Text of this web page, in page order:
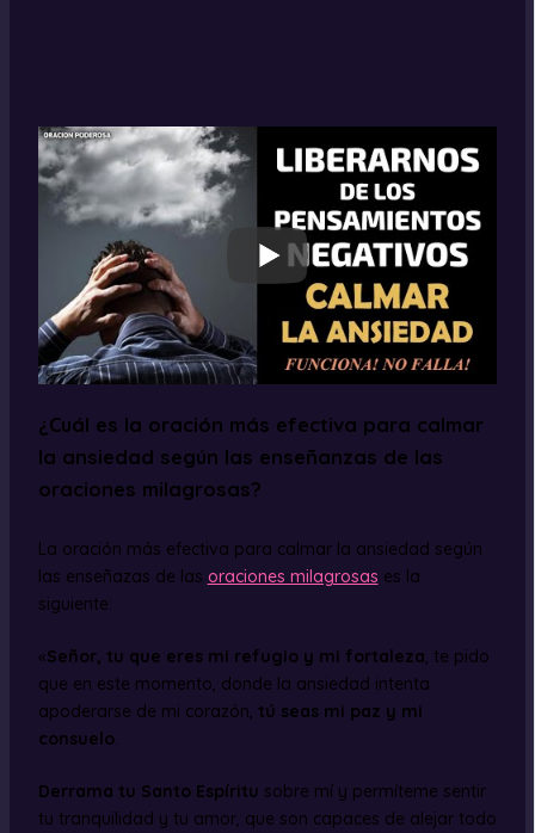
¿Cuál es la oración más efectiva para calmar
la ansiedad según las enseñanzas de las
oraciones milagrosas?
La oración más efectiva para calmar la ansiedad según
las enseñazas de las oraciones milagrosas es la
siguiente:
«Señor, tu que eres mi refugio y mi fortaleza, te pido
que en este momento, donde la ansiedad intenta
apoderarse de mi corazón, tú seas mi paz y mi
consuelo.
Derrama tu Santo Espíritu sobre mí y permíteme sentir
tu tranquilidad y tu amor, que son capaces de alejar todo